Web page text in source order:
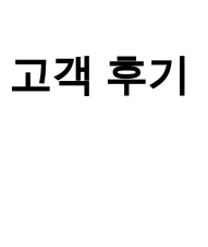
고객 후기